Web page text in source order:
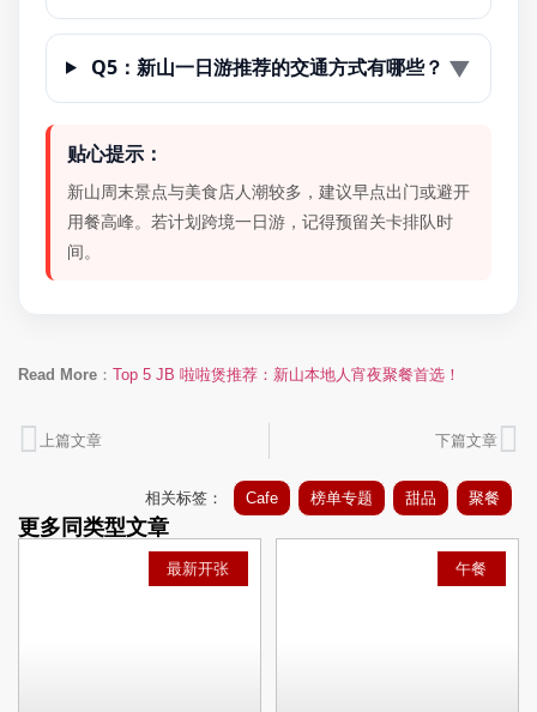
Q5：新山一日游推荐的交通方式有哪些？ ▼
贴心提示：
新山周末景点与美食店人潮较多，建议早点出门或避开
用餐高峰。若计划跨境一日游，记得预留关卡排队时
间。
Read More ： Top 5 JB 啦啦煲推荐：新山本地人宵夜聚餐首选！
上篇文章 下篇文章
最新开张 午餐
相关标签： Cafe 榜单专题 甜品 聚餐
更多同类型文章